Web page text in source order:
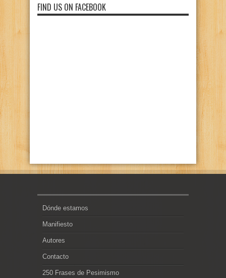
FIND US ON FACEBOOK
Dónde estamos
Manifiesto
Autores
Contacto
250 Frases de Pesimismo